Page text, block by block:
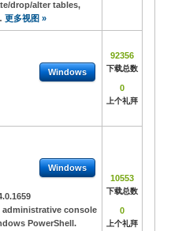
drop/alter tables,
更多视图 »
Windows
92356
下载总数
0
上个礼拜
Windows
administrative console
PowerShell.
10553
下载总数
0
上个礼拜